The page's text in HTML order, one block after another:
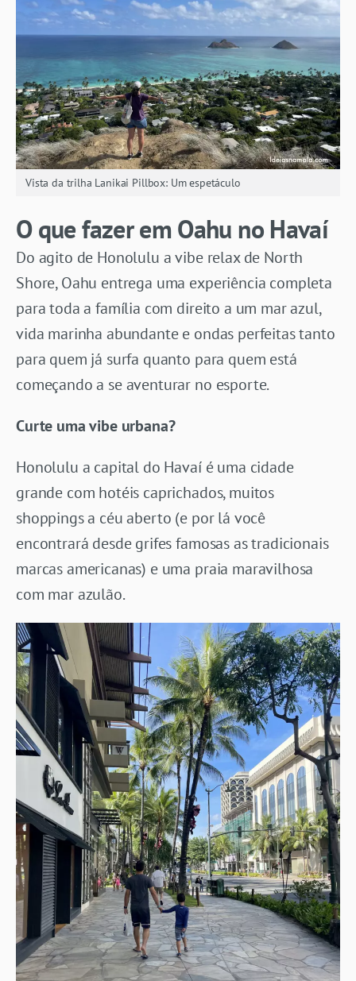
Vista da trilha Lanikai Pillbox: Um espetáculo
O que fazer em Oahu no Havaí
Do agito de Honolulu a vibe relax de North
Shore, Oahu entrega uma experiência completa
para toda a família com direito a um mar azul,
vida marinha abundante e ondas perfeitas tanto
para quem já surfa quanto para quem está
começando a se aventurar no esporte.
Curte uma vibe urbana?
Honolulu a capital do Havaí é uma cidade
grande com hotéis caprichados, muitos
shoppings a céu aberto (e por lá você
encontrará desde grifes famosas as tradicionais
marcas americanas) e uma praia maravilhosa
com mar azulão.